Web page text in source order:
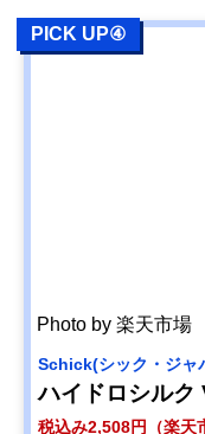
PICK UP④
Photo by 楽天市場
‎Schick(シック・ジャ
ハイドロシルク
税込み2,508円（楽天